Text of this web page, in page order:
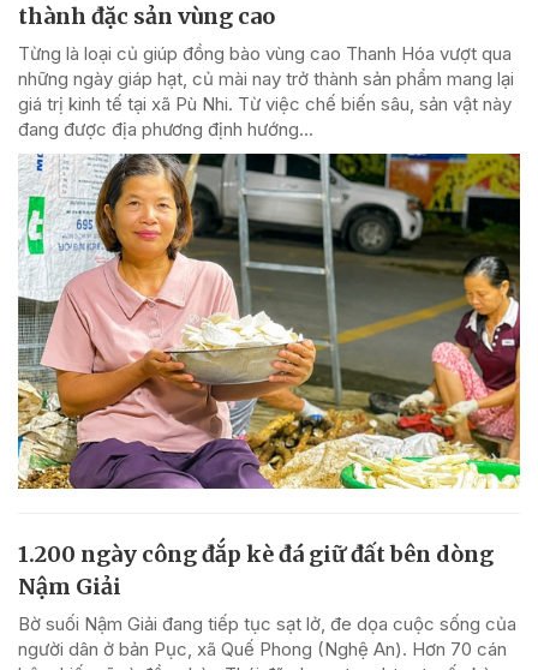
thành đặc sản vùng cao
Từng là loại củ giúp đồng bào vùng cao Thanh Hóa vượt qua
những ngày giáp hạt, củ mài nay trở thành sản phẩm mang lại
giá trị kinh tế tại xã Pù Nhi. Từ việc chế biến sâu, sản vật này
đang được địa phương định hướng...
1.200 ngày công đắp kè đá giữ đất bên dòng
Nậm Giải
Bờ suối Nậm Giải đang tiếp tục sạt lở, đe dọa cuộc sống của
người dân ở bản Pục, xã Quế Phong (Nghệ An). Hơn 70 cán